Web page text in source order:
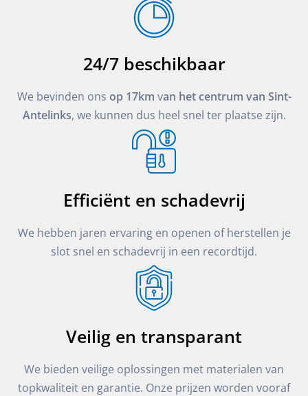
24/7 beschikbaar
We bevinden ons op 17km van het centrum van Sint-
Antelinks, we kunnen dus heel snel ter plaatse zijn.
Efficiënt en schadevrij
We hebben jaren ervaring en openen of herstellen je
slot snel en schadevrij in een recordtijd.
Veilig en transparant
We bieden veilige oplossingen met materialen van
topkwaliteit en garantie. Onze prijzen worden vooraf